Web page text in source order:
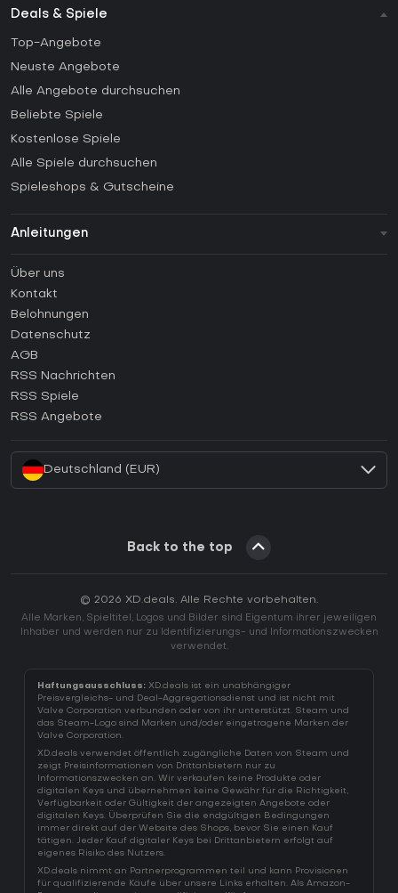
Deals & Spiele
Top-Angebote
Neuste Angebote
Alle Angebote durchsuchen
Beliebte Spiele
Kostenlose Spiele
Alle Spiele durchsuchen
Spieleshops & Gutscheine
Anleitungen
Anleitungen
Wie aktiviert man einen Steam CD Key?
Wie aktiviert man einen Epic Games CD Key?
Wie aktiviert man einen GOG CD Key?
Wie aktiviert man einen Ubisoft Connect CD Key?
Wie aktiviert man einen EA App CD Key?
Über uns
Kontakt
Belohnungen
Datenschutz
AGB
RSS Nachrichten
RSS Spiele
RSS Angebote
Deutschland (EUR)
Back to the top
© 2026 XD.deals. Alle Rechte vorbehalten.
Alle Marken, Spieltitel, Logos und Bilder sind Eigentum ihrer jeweiligen
Inhaber und werden nur zu Identifizierungs- und Informationszwecken
verwendet.
Haftungsausschluss: XD.deals ist ein unabhängiger
Preisvergleichs- und Deal-Aggregationsdienst und ist nicht mit
Valve Corporation verbunden oder von ihr unterstützt. Steam und
das Steam-Logo sind Marken und/oder eingetragene Marken der
Valve Corporation.
XD.deals verwendet öffentlich zugängliche Daten von Steam und
zeigt Preisinformationen von Drittanbietern nur zu
Informationszwecken an. Wir verkaufen keine Produkte oder
digitalen Keys und übernehmen keine Gewähr für die Richtigkeit,
Verfügbarkeit oder Gültigkeit der angezeigten Angebote oder
digitalen Keys. Überprüfen Sie die endgültigen Bedingungen
immer direkt auf der Website des Shops, bevor Sie einen Kauf
tätigen. Jeder Kauf digitaler Keys bei Drittanbietern erfolgt auf
eigenes Risiko des Nutzers.
XD.deals nimmt an Partnerprogrammen teil und kann Provisionen
für qualifizierende Käufe über unsere Links erhalten. Als Amazon-